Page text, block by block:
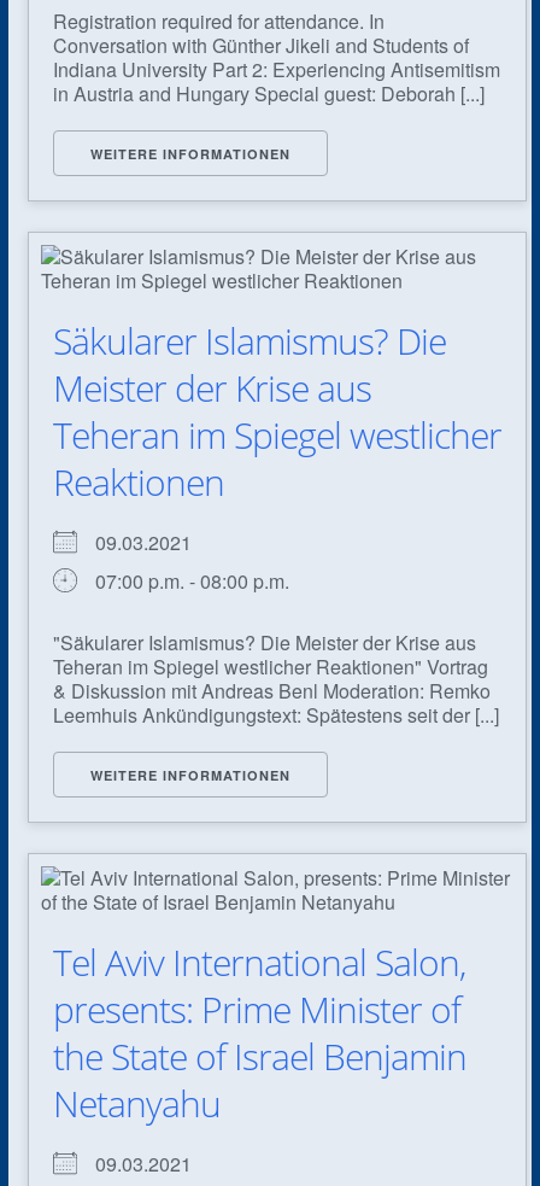
Registration required for attendance. In
Conversation with Günther Jikeli and Students of
Indiana University Part 2: Experiencing Antisemitism
in Austria and Hungary Special guest: Deborah [...]
WEITERE INFORMATIONEN
Säkularer Islamismus? Die
Meister der Krise aus
Teheran im Spiegel westlicher
Reaktionen
09.03.2021
07:00 p.m. - 08:00 p.m.
"Säkularer Islamismus? Die Meister der Krise aus
Teheran im Spiegel westlicher Reaktionen" Vortrag
& Diskussion mit Andreas Benl Moderation: Remko
Leemhuis Ankündigungstext: Spätestens seit der [...]
WEITERE INFORMATIONEN
Tel Aviv International Salon,
presents: Prime Minister of
the State of Israel Benjamin
Netanyahu
09.03.2021